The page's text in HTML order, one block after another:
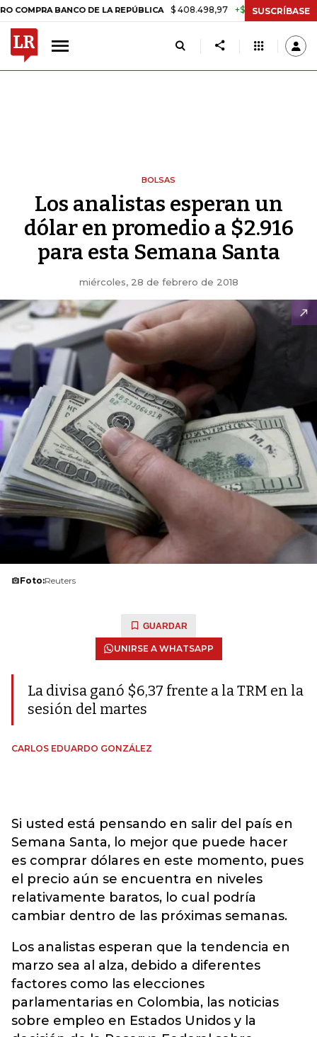
BANCO DE LA REPÚBLICA $ 408.498,97 +$ 8.753,81 +2,19%
SUSCRÍBASE
BOLSAS
Los analistas esperan un
dólar en promedio a $2.916
para esta Semana Santa
miércoles, 28 de febrero de 2018
Foto:Reuters
GUARDAR
UNIRSE A WHATSAPP
La divisa ganó $6,37 frente a la TRM en la
sesión del martes
CARLOS EDUARDO GONZÁLEZ
Si usted está pensando en salir del país en
Semana Santa, lo mejor que puede hacer
es comprar dólares en este momento, pues
el precio aún se encuentra en niveles
relativamente baratos, lo cual podría
cambiar dentro de las próximas semanas.
Los analistas esperan que la tendencia en
marzo sea al alza, debido a diferentes
factores como las elecciones
parlamentarias en Colombia, las noticias
sobre empleo en Estados Unidos y la